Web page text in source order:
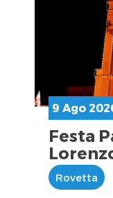
9 Ago
Festa
Rovetta